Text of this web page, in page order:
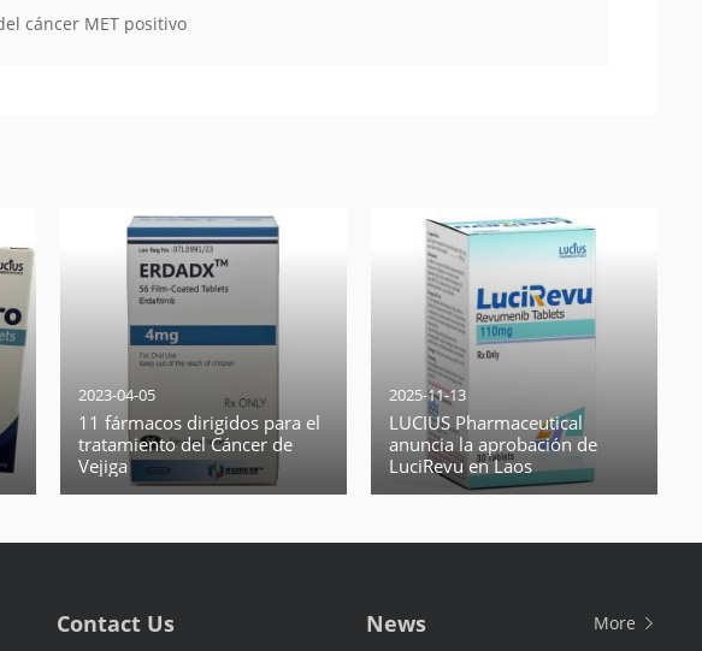
cáncer MET positivo
2023-04-05
11 fármacos dirigidos para el
tratamiento del Cáncer de
Vejiga
2025-11-13
LUCIUS Pharmaceutical
anuncia la aprobación de
LuciRevu en Laos
Contact Us News More